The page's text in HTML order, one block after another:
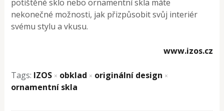
potištěné sklo nebo ornamentní skla máte
nekonečné možnosti, jak přizpůsobit svůj interiér
svému stylu a vkusu.
www.izos.cz
Tags: IZOS × obklad × originální design ×
ornamentní skla